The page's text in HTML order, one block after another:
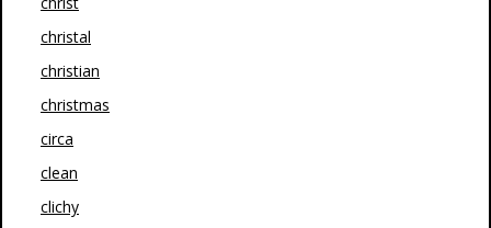
christal
christian
christmas
circa
clean
clichy